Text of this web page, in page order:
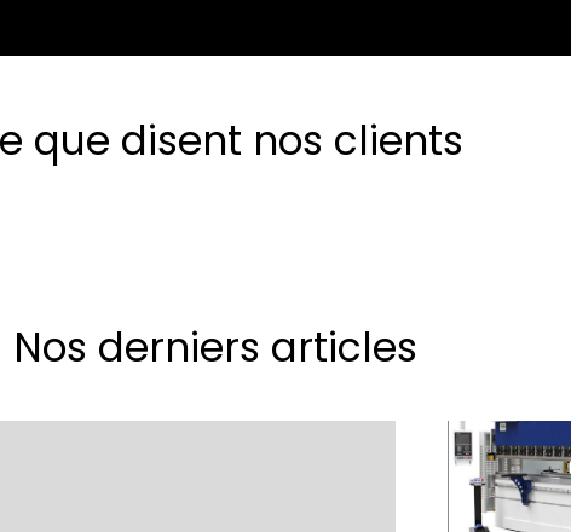
que disent nos clients
Nos derniers articles